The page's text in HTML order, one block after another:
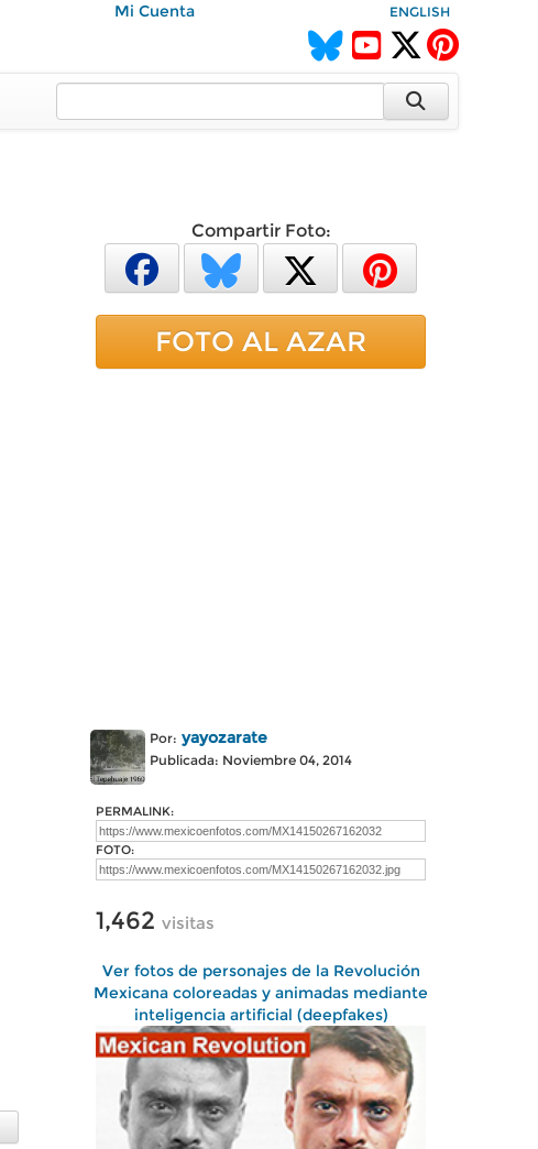
Mi Cuenta ENGLISH
Compartir Foto:
FOTO AL AZAR
Por: yayozarate
Publicada: Noviembre 04, 2014
PERMALINK:
FOTO:
1,462 visitas
Ver fotos de personajes de la Revolución
Mexicana coloreadas y animadas mediante
inteligencia artificial (deepfakes)